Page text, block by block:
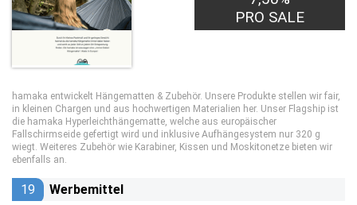
PRO SALE
hamaka entwickelt Hängematten & Zubehör. Unsere Produkte stellen wir fair,
in kleinen Chargen und aus hochwertigen Materialien her. Unser Flagship ist
die hamaka Hyperleichthängematte, welche aus europäischer
Fallschirmseide gefertigt wird und inklusive Aufhängesystem nur 320 g
wiegt. Weiteres Zubehör wie Karabiner, Kissen und Moskitonetze bieten wir
ebenfalls an.
19 Werbemittel